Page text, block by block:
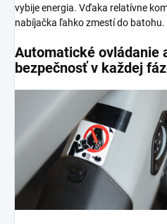
vybije energia. Vďaka relatívne
nabíjačka ľahko zmestí do batohu.
Automatické ovládanie
bezpečnosť v každej